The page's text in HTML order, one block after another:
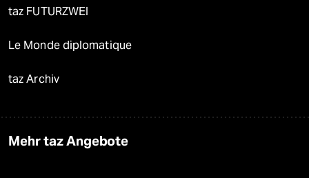
taz FUTURZWEI
Le Monde diplomatique
taz Archiv
Mehr taz Angebote